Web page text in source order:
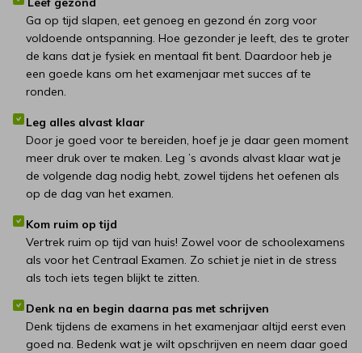
Ga op tijd slapen, eet genoeg en gezond én zorg voor
voldoende ontspanning. Hoe gezonder je leeft, des te groter
de kans dat je fysiek en mentaal fit bent. Daardoor heb je
een goede kans om het examenjaar met succes af te
ronden.
Leg alles alvast klaar
Door je goed voor te bereiden, hoef je je daar geen moment
meer druk over te maken. Leg ’s avonds alvast klaar wat je
de volgende dag nodig hebt, zowel tijdens het oefenen als
op de dag van het examen.
Kom ruim op tijd
Vertrek ruim op tijd van huis! Zowel voor de schoolexamens
als voor het Centraal Examen. Zo schiet je niet in de stress
als toch iets tegen blijkt te zitten.
Denk na en begin daarna pas met schrijven
Denk tijdens de examens in het examenjaar altijd eerst even
goed na. Bedenk wat je wilt opschrijven en neem daar goed